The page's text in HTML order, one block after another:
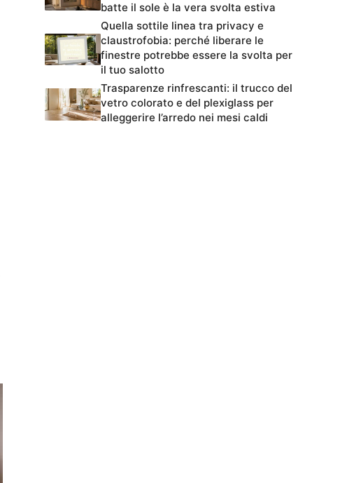
batte il sole è la vera svolta estiva
Quella sottile linea tra privacy e
claustrofobia: perché liberare le
finestre potrebbe essere la svolta per
il tuo salotto
Trasparenze rinfrescanti: il trucco del
vetro colorato e del plexiglass per
alleggerire l’arredo nei mesi caldi